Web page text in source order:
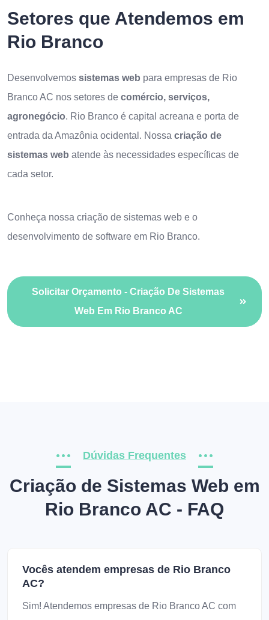
Setores que Atendemos em
Rio Branco
Desenvolvemos sistemas web para empresas de Rio
Branco AC nos setores de comércio, serviços,
agronegócio. Rio Branco é capital acreana e porta de
entrada da Amazônia ocidental. Nossa criação de
sistemas web atende às necessidades específicas de
cada setor.
Conheça nossa criação de sistemas web e o
desenvolvimento de software em Rio Branco.
Solicitar Orçamento - Criação De Sistemas
Web Em Rio Branco AC
Dúvidas Frequentes
Criação de Sistemas Web em
Rio Branco AC - FAQ
Vocês atendem empresas de Rio Branco
AC?
Sim! Atendemos empresas de Rio Branco AC com